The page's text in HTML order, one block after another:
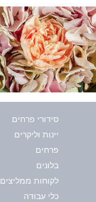
סידורי פרחים
יינות וליקרים
פרחים
בלונים
לקוחות ממליצים
כלי עבודה